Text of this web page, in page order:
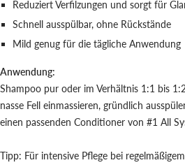
Reduziert Verfilzungen und sorgt für
Schnell ausspülbar, ohne Rückstände
Mild genug für die tägliche Anwendung
Anwendung:
Shampoo pur oder im Verhältnis 1:1 bis
nasse Fell einmassieren, gründlich
einen passenden Conditioner von #1 All
Tipp: Für intensive Pflege bei